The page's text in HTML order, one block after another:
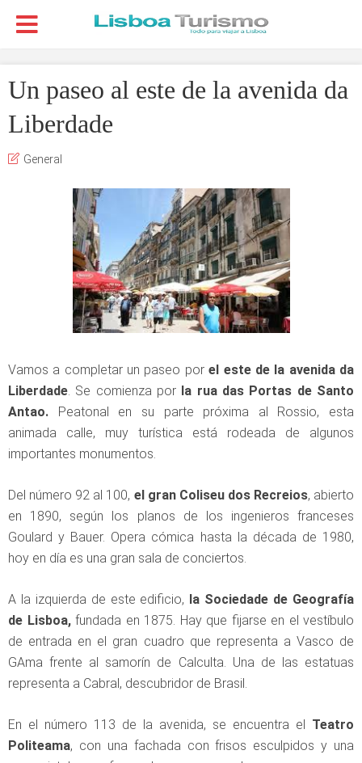
Un paseo al este de la avenida da
Liberdade
General
Vamos a completar un paseo porel este de la avenida da
Liberdade. Se comienza por la rua das Portas de Santo
Antao. Peatonal en su parte próxima al Rossio, esta
animada calle, muy turística está rodeada de algunos
importantes monumentos.
Del número 92 al 100, el gran Coliseu dos Recreios, abierto
en 1890, según los planos de los ingenieros franceses
Goulard y Bauer. Opera cómica hasta la década de 1980,
hoy en día es una gran sala de conciertos.
A la izquierda de este edificio, la Sociedade de Geografía
de Lisboa,fundada en 1875. Hay que fijarse en el vestíbulo
de entrada en el gran cuadro que representa a Vasco de
GAma frente al samorín de Calculta. Una de las estatuas
representa a Cabral, descubridor de Brasil.
En el número 113 de la avenida, se encuentra el Teatro
Politeama, con una fachada con frisos esculpidos y una